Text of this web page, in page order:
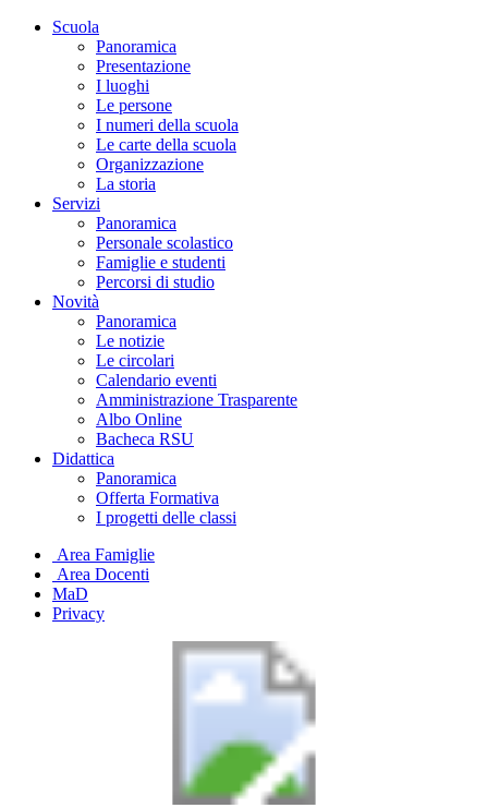
Scuola
Panoramica
Presentazione
I luoghi
Le persone
I numeri della scuola
Le carte della scuola
Organizzazione
La storia
Servizi
Panoramica
Personale scolastico
Famiglie e studenti
Percorsi di studio
Novità
Panoramica
Le notizie
Le circolari
Calendario eventi
Amministrazione Trasparente
Albo Online
Bacheca RSU
Didattica
Panoramica
Offerta Formativa
I progetti delle classi
Area Famiglie
Area Docenti
MaD
Privacy